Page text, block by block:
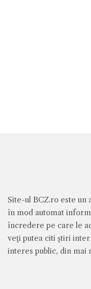
Site-ul BCZ.ro este
în mod automat
încredere pe care le
veţi putea citi ştiri
interes public, din mai